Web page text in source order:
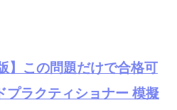
】この問題だけで合格可
プラクティショナー 模擬